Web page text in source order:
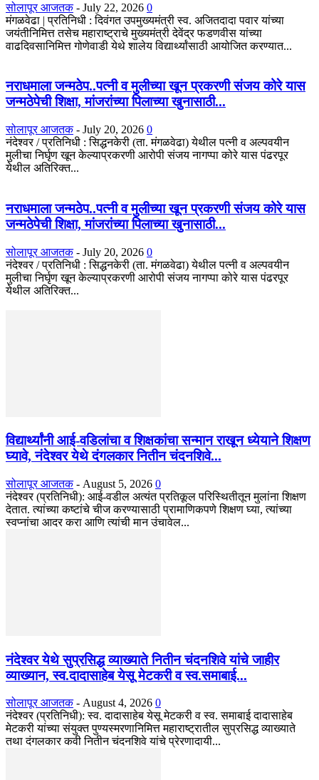
सोलापूर आजतक - July 22, 2026 0
मंगळवेढा | प्रतिनिधी : दिवंगत उपमुख्यमंत्री स्व. अजितदादा पवार यांच्या
जयंतीनिमित्त तसेच महाराष्ट्राचे मुख्यमंत्री देवेंद्र फडणवीस यांच्या
वाढदिवसानिमित्त गोणेवाडी येथे शालेय विद्यार्थ्यांसाठी आयोजित करण्यात...
नराधमाला जन्मठेप..पत्नी व मुलीच्या खून प्रकरणी संजय कोरे यास
जन्मठेपेची शिक्षा, मांजरांच्या पिलाच्या खुनासाठी...
सोलापूर आजतक - July 20, 2026 0
नंदेश्वर / प्रतिनिधी : सिद्धनकेरी (ता. मंगळवेढा) येथील पत्नी व अल्पवयीन
मुलीचा निर्घृण खून केल्याप्रकरणी आरोपी संजय नागप्पा कोरे यास पंढरपूर
येथील अतिरिक्त...
नराधमाला जन्मठेप..पत्नी व मुलीच्या खून प्रकरणी संजय कोरे यास
जन्मठेपेची शिक्षा, मांजरांच्या पिलाच्या खुनासाठी...
सोलापूर आजतक - July 20, 2026 0
नंदेश्वर / प्रतिनिधी : सिद्धनकेरी (ता. मंगळवेढा) येथील पत्नी व अल्पवयीन
मुलीचा निर्घृण खून केल्याप्रकरणी आरोपी संजय नागप्पा कोरे यास पंढरपूर
येथील अतिरिक्त...
विद्यार्थ्यांनी आई-वडिलांचा व शिक्षकांचा सन्मान राखून ध्येयाने शिक्षण
घ्यावे, नंदेश्वर येथे दंगलकार नितीन चंदनशिवे...
सोलापूर आजतक - August 5, 2026 0
नंदेश्वर (प्रतिनिधी): आई-वडील अत्यंत प्रतिकूल परिस्थितीतून मुलांना शिक्षण
देतात. त्यांच्या कष्टांचे चीज करण्यासाठी प्रामाणिकपणे शिक्षण घ्या, त्यांच्या
स्वप्नांचा आदर करा आणि त्यांची मान उंचावेल...
नंदेश्वर येथे सुप्रसिद्ध व्याख्याते नितीन चंदनशिवे यांचे जाहीर
व्याख्यान, स्व.दादासाहेब येसू मेटकरी व स्व.समाबाई...
सोलापूर आजतक - August 4, 2026 0
नंदेश्वर (प्रतिनिधी): स्व. दादासाहेब येसू मेटकरी व स्व. समाबाई दादासाहेब
मेटकरी यांच्या संयुक्त पुण्यस्मरणानिमित्त महाराष्ट्रातील सुप्रसिद्ध व्याख्याते
तथा दंगलकार कवी नितीन चंदनशिवे यांचे प्रेरणादायी...